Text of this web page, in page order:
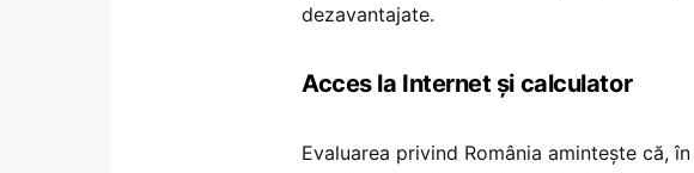
dezavantajate.
Acces la Internet și calculator
Evaluarea privind România amintește că,